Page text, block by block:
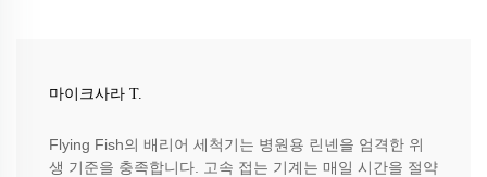
마이크사라 T.
Flying Fish의 배리어 세척기는 병원용 린넨을 엄격한 위
생 기준을 충족합니다. 고속 접는 기계는 매일 시간을 절약